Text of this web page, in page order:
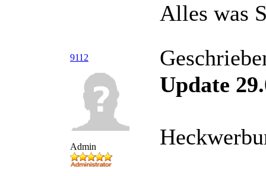
Alles was
9112
Admin
Update